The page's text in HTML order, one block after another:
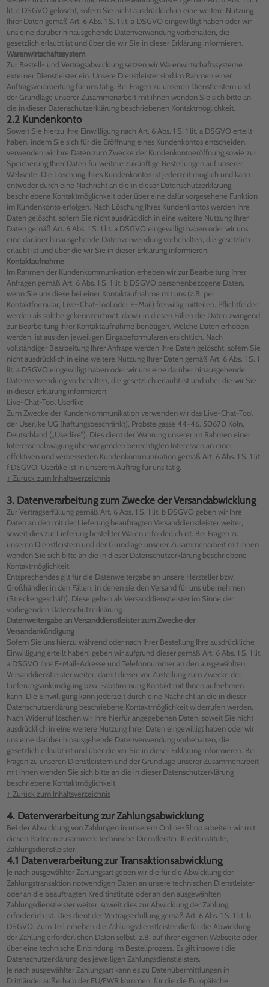
lit. c DSGVO gelöscht, sofern Sie nicht ausdrücklich in eine weitere Nutzung
Ihrer Daten gemäß Art. 6 Abs. 1 S. 1 lit. a DSGVO eingewilligt haben oder wir
uns eine darüber hinausgehende Datenverwendung vorbehalten, die
gesetzlich erlaubt ist und über die wir Sie in dieser Erklärung informieren.
Warenwirtschaftssystem
Zur Bestell- und Vertragsabwicklung setzen wir Warenwirtschaftssysteme
externer Dienstleister ein. Unsere Dienstleister sind im Rahmen einer
Auftragsverarbeitung für uns tätig. Bei Fragen zu unseren Dienstleistern und
der Grundlage unserer Zusammenarbeit mit ihnen wenden Sie sich bitte an
die in dieser Datenschutzerklärung beschriebenen Kontaktmöglichkeit.
2.2 Kundenkonto
Soweit Sie hierzu Ihre Einwilligung nach Art. 6 Abs. 1 S. 1 lit. a DSGVO erteilt
haben, indem Sie sich für die Eröffnung eines Kundenkontos entscheiden,
verwenden wir Ihre Daten zum Zwecke der Kundenkontoeröffnung sowie zur
Speicherung Ihrer Daten für weitere zukünftige Bestellungen auf unserer
Webseite. Die Löschung Ihres Kundenkontos ist jederzeit möglich und kann
entweder durch eine Nachricht an die in dieser Datenschutzerklärung
beschriebene Kontaktmöglichkeit oder über eine dafür vorgesehene Funktion
im Kundenkonto erfolgen. Nach Löschung Ihres Kundenkontos werden Ihre
Daten gelöscht, sofern Sie nicht ausdrücklich in eine weitere Nutzung Ihrer
Daten gemäß Art. 6 Abs. 1 S. 1 lit. a DSGVO eingewilligt haben oder wir uns
eine darüber hinausgehende Datenverwendung vorbehalten, die gesetzlich
erlaubt ist und über die wir Sie in dieser Erklärung informieren.
Kontaktaufnahme
Im Rahmen der Kundenkommunikation erheben wir zur Bearbeitung Ihrer
Anfragen gemäß Art. 6 Abs. 1 S. 1 lit. b DSGVO personenbezogene Daten,
wenn Sie uns diese bei einer Kontaktaufnahme mit uns (z.B. per
Kontaktformular, Live-Chat-Tool oder E-Mail) freiwillig mitteilen. Pflichtfelder
werden als solche gekennzeichnet, da wir in diesen Fällen die Daten zwingend
zur Bearbeitung Ihrer Kontaktaufnahme benötigen. Welche Daten erhoben
werden, ist aus den jeweiligen Eingabeformularen ersichtlich. Nach
vollständiger Bearbeitung Ihrer Anfrage werden Ihre Daten gelöscht, sofern Sie
nicht ausdrücklich in eine weitere Nutzung Ihrer Daten gemäß Art. 6 Abs. 1 S. 1
lit. a DSGVO eingewilligt haben oder wir uns eine darüber hinausgehende
Datenverwendung vorbehalten, die gesetzlich erlaubt ist und über die wir Sie
in dieser Erklärung informieren.
Live-Chat-Tool Userlike
Zum Zwecke der Kundenkommunikation verwenden wir das Live-Chat-Tool
der Userlike UG (haftungsbeschränkt), Probsteigasse 44-46, 50670 Köln,
Deutschland („Userlike“). Dies dient der Wahrung unserer im Rahmen einer
Interessenabwägung überwiegenden berechtigten Interessen an einer
effektiven und verbesserten Kundenkommunikation gemäß Art. 6 Abs. 1 S. 1 lit.
f DSGVO. Userlike ist in unserem Auftrag für uns tätig.
↑ Zurück zum Inhaltsverzeichnis
3. Datenverarbeitung zum Zwecke der Versandabwicklung
Zur Vertragserfüllung gemäß Art. 6 Abs. 1 S. 1 lit. b DSGVO geben wir Ihre
Daten an den mit der Lieferung beauftragten Versanddienstleister weiter,
soweit dies zur Lieferung bestellter Waren erforderlich ist. Bei Fragen zu
unseren Dienstleistern und der Grundlage unserer Zusammenarbeit mit ihnen
wenden Sie sich bitte an die in dieser Datenschutzerklärung beschriebene
Kontaktmöglichkeit.
Entsprechendes gilt für die Datenweitergabe an unsere Hersteller bzw.
Großhändler in den Fällen, in denen sie den Versand für uns übernehmen
(Streckengeschäft). Diese gelten als Versanddienstleister im Sinne der
vorliegenden Datenschutzerklärung.
Datenweitergabe an Versanddienstleister zum Zwecke der
Versandankündigung
Sofern Sie uns hierzu während oder nach Ihrer Bestellung Ihre ausdrückliche
Einwilligung erteilt haben, geben wir aufgrund dieser gemäß Art. 6 Abs. 1 S. 1 lit.
a DSGVO Ihre E-Mail-Adresse und Telefonnummer an den ausgewählten
Versanddienstleister weiter, damit dieser vor Zustellung zum Zwecke der
Lieferungsankündigung bzw. -abstimmung Kontakt mit Ihnen aufnehmen
kann. Die Einwilligung kann jederzeit durch eine Nachricht an die in dieser
Datenschutzerklärung beschriebene Kontaktmöglichkeit widerrufen werden.
Nach Widerruf löschen wir Ihre hierfür angegebenen Daten, soweit Sie nicht
ausdrücklich in eine weitere Nutzung Ihrer Daten eingewilligt haben oder wir
uns eine darüber hinausgehende Datenverwendung vorbehalten, die
gesetzlich erlaubt ist und über die wir Sie in dieser Erklärung informieren. Bei
Fragen zu unseren Dienstleistern und der Grundlage unserer Zusammenarbeit
mit ihnen wenden Sie sich bitte an die in dieser Datenschutzerklärung
beschriebene Kontaktmöglichkeit.
↑ Zurück zum Inhaltsverzeichnis
4. Datenverarbeitung zur Zahlungsabwicklung
Bei der Abwicklung von Zahlungen in unserem Online-Shop arbeiten wir mit
diesen Partnern zusammen: technische Dienstleister, Kreditinstitute,
Zahlungsdienstleister.
4.1 Datenverarbeitung zur Transaktionsabwicklung
Je nach ausgewählter Zahlungsart geben wir die für die Abwicklung der
Zahlungstransaktion notwendigen Daten an unsere technischen Dienstleister
oder an die beauftragten Kreditinstitute oder an den ausgewählten
Zahlungsdienstleister weiter, soweit dies zur Abwicklung der Zahlung
erforderlich ist. Dies dient der Vertragserfüllung gemäß Art. 6 Abs. 1 S. 1 lit. b
DSGVO. Zum Teil erheben die Zahlungsdienstleister die für die Abwicklung
der Zahlung erforderlichen Daten selbst, z.B. auf ihrer eigenen Webseite oder
über eine technische Einbindung im Bestellprozess. Es gilt insoweit die
Datenschutzerklärung des jeweiligen Zahlungsdienstleisters.
Je nach ausgewählter Zahlungsart kann es zu Datenübermittlungen in
Drittländer außerhalb der EU/EWR kommen, für die die Europäische